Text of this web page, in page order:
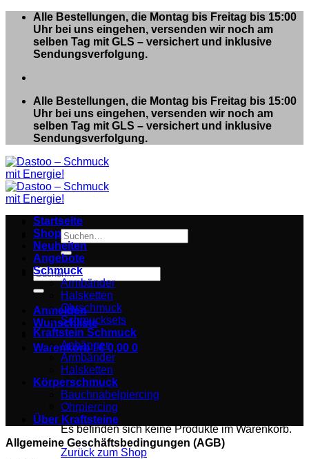
Zum
springen
Alle Bestellungen, die Montag bis Freitag bis 15:00
Uhr bei uns eingehen, versenden wir noch am
selben Tag mit GLS – versichert und inklusive
Sendungsverfolgung.
Alle Bestellungen, die Montag bis Freitag bis 15:00
Uhr bei uns eingehen, versenden wir noch am
selben Tag mit GLS – versichert und inklusive
Sendungsverfolgung.
Suchen
nach:
Suchen
nach:
Anmelden
Wunschliste
Warenkorb /€0,00 0
Es befinden sich keine Produkte im Warenkorb.
Zurück zum Shop
Startseite
Shop
Neuheiten
Angebote
Schmuck
Armbänder
Halsketten
Ohrschmuck
Schmucksets
Kraftstein Schmuck
Anhänger
Armbänder
Halsketten
Körperschmuck
Bauchnabelpiercing
Ohrpiercing
Über Kraftsteine
Allgemeine Geschäftsbedingungen (AGB)